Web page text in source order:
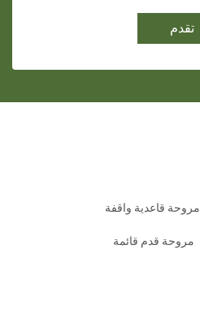
تقدم
مروحة قاعدية واقفة
مروحة قدم قائمة